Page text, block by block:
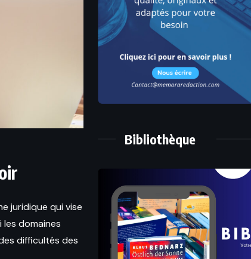
juridique qui vise
domaines
difficultés des
Bibliothèque